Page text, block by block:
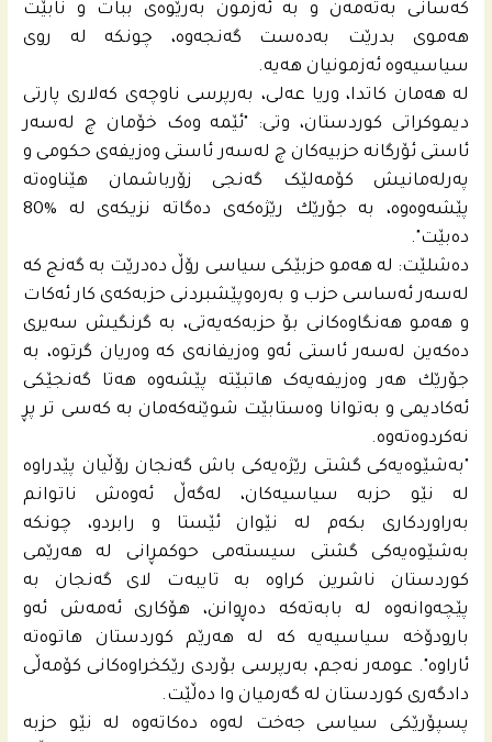
کەسانی بەتەمەن و بە ئەزمون بەرێوەی ببات و نابێت
هەموی بدرێت بەدەست گەنجەوە، چونكه‌ له‌ روى
سیاسیه‌وه‌ ئه‌زمونیان هه‌یه‌.
له‌ هه‌مان كاتدا، وریا عەلی، به‌رپرسی ناوچه‌ى كه‌لاری پارتى
دیموكراتى كوردستان، وتى: "ئێمە وەک خۆمان چ لەسەر
ئاستی ئۆرگانە حزبیەکان چ لەسەر ئاستی وەزیفەی حکومی و
پەرلەمانیش كۆمەلێک گەنجی زۆرباشمان هێناوەتە
پێشەوەوە، به‌ جۆرێك رێژه‌كه‌ى ده‌گاته‌ نزیكه‌ى له‌ %80
ده‌بێت".
ده‌شلێت: له‌ هه‌مو حزبێكى سیاسى رۆڵ ده‌درێت به‌ گه‌نج كه‌
له‌سه‌ر ئه‌ساسى حزب و به‌ره‌وپێشبردنى حزبه‌كه‌ى كار ئه‌كات
و هه‌مو هه‌نگاوه‌كانى بۆ حزبه‌كه‌یه‌تى، به‌ گرنگیش سه‌یرى
ده‌كه‌ین له‌سه‌ر ئاستى ئه‌و وه‌زیفانه‌ى كه‌ وه‌ریان گرتوه‌، به‌
جۆرێك هەر وەزیفەیەک هاتبێتە پێشەوە هەتا گەنجێکی
ئەکادیمی و بەتوانا وەستابێت شوێنەکەمان بە کەسی تر پڕ
نەکردوەتەوە.
"به‌شێوه‌یه‌كى گشتى رێژه‌یه‌كى باش گه‌نجان رۆڵیان پێدراوه‌
له‌ نێو حزبه‌ سیاسیه‌كان، له‌گه‌ڵ ئه‌وه‌ش ناتوانم
به‌راوردكارى بكه‌م له‌ نێوان ئێستا و رابردو، چونكه‌
به‌شێوه‌یه‌كى گشتى سیسته‌مى حوكمڕانى له‌ هه‌رێمى
كوردستان ناشرین كراوه‌ به‌ تایبه‌ت لاى گه‌نجان به‌
پێچه‌وانه‌وه‌ له‌ بابه‌ته‌كه‌ ده‌ڕوانن، هۆكارى ئه‌مه‌ش ئه‌و
بارودۆخه‌ سیاسیه‌یه‌ كه‌ له‌ هه‌رێم كوردستان هاتوه‌ته‌
ئاراوه‌". عومه‌ر نه‌جم، به‌رپرسى بۆردى رێكخراوه‌كانى كۆمه‌ڵى
دادگه‌رى كوردستان له‌ گه‌رمیان وا ده‌ڵێت.
پسپۆرێكى سیاسى جه‌خت له‌وه‌ ده‌كاته‌وه‌ له‌ نێو حزبه‌